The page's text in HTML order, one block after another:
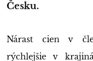
Česku.
Nárast cien v
rýchlejšie v